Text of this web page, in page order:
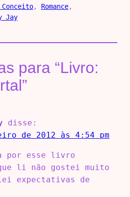
, Romance
Jay
para “Livro:
disse:
de 2012 às 4:54 pm
por esse livro
li não gostei muito
expectativas de